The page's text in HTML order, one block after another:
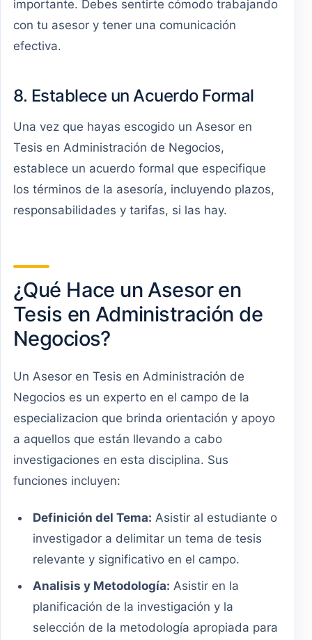
importante. Debes sentirte cómodo trabajando
con tu asesor y tener una comunicación
efectiva.
8. Establece un Acuerdo Formal
Una vez que hayas escogido un Asesor en
Tesis en Administración de Negocios,
establece un acuerdo formal que especifique
los términos de la asesoría, incluyendo plazos,
responsabilidades y tarifas, si las hay.
¿Qué Hace un Asesor en
Tesis en Administración de
Negocios?
Un Asesor en Tesis en Administración de
Negocios es un experto en el campo de la
especializacion que brinda orientación y apoyo
a aquellos que están llevando a cabo
investigaciones en esta disciplina. Sus
funciones incluyen:
Definición del Tema: Asistir al estudiante o
investigador a delimitar un tema de tesis
relevante y significativo en el campo.
Analisis y Metodología: Asistir en la
planificación de la investigación y la
selección de la metodología apropiada para